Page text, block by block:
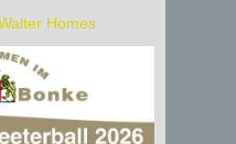
Homes